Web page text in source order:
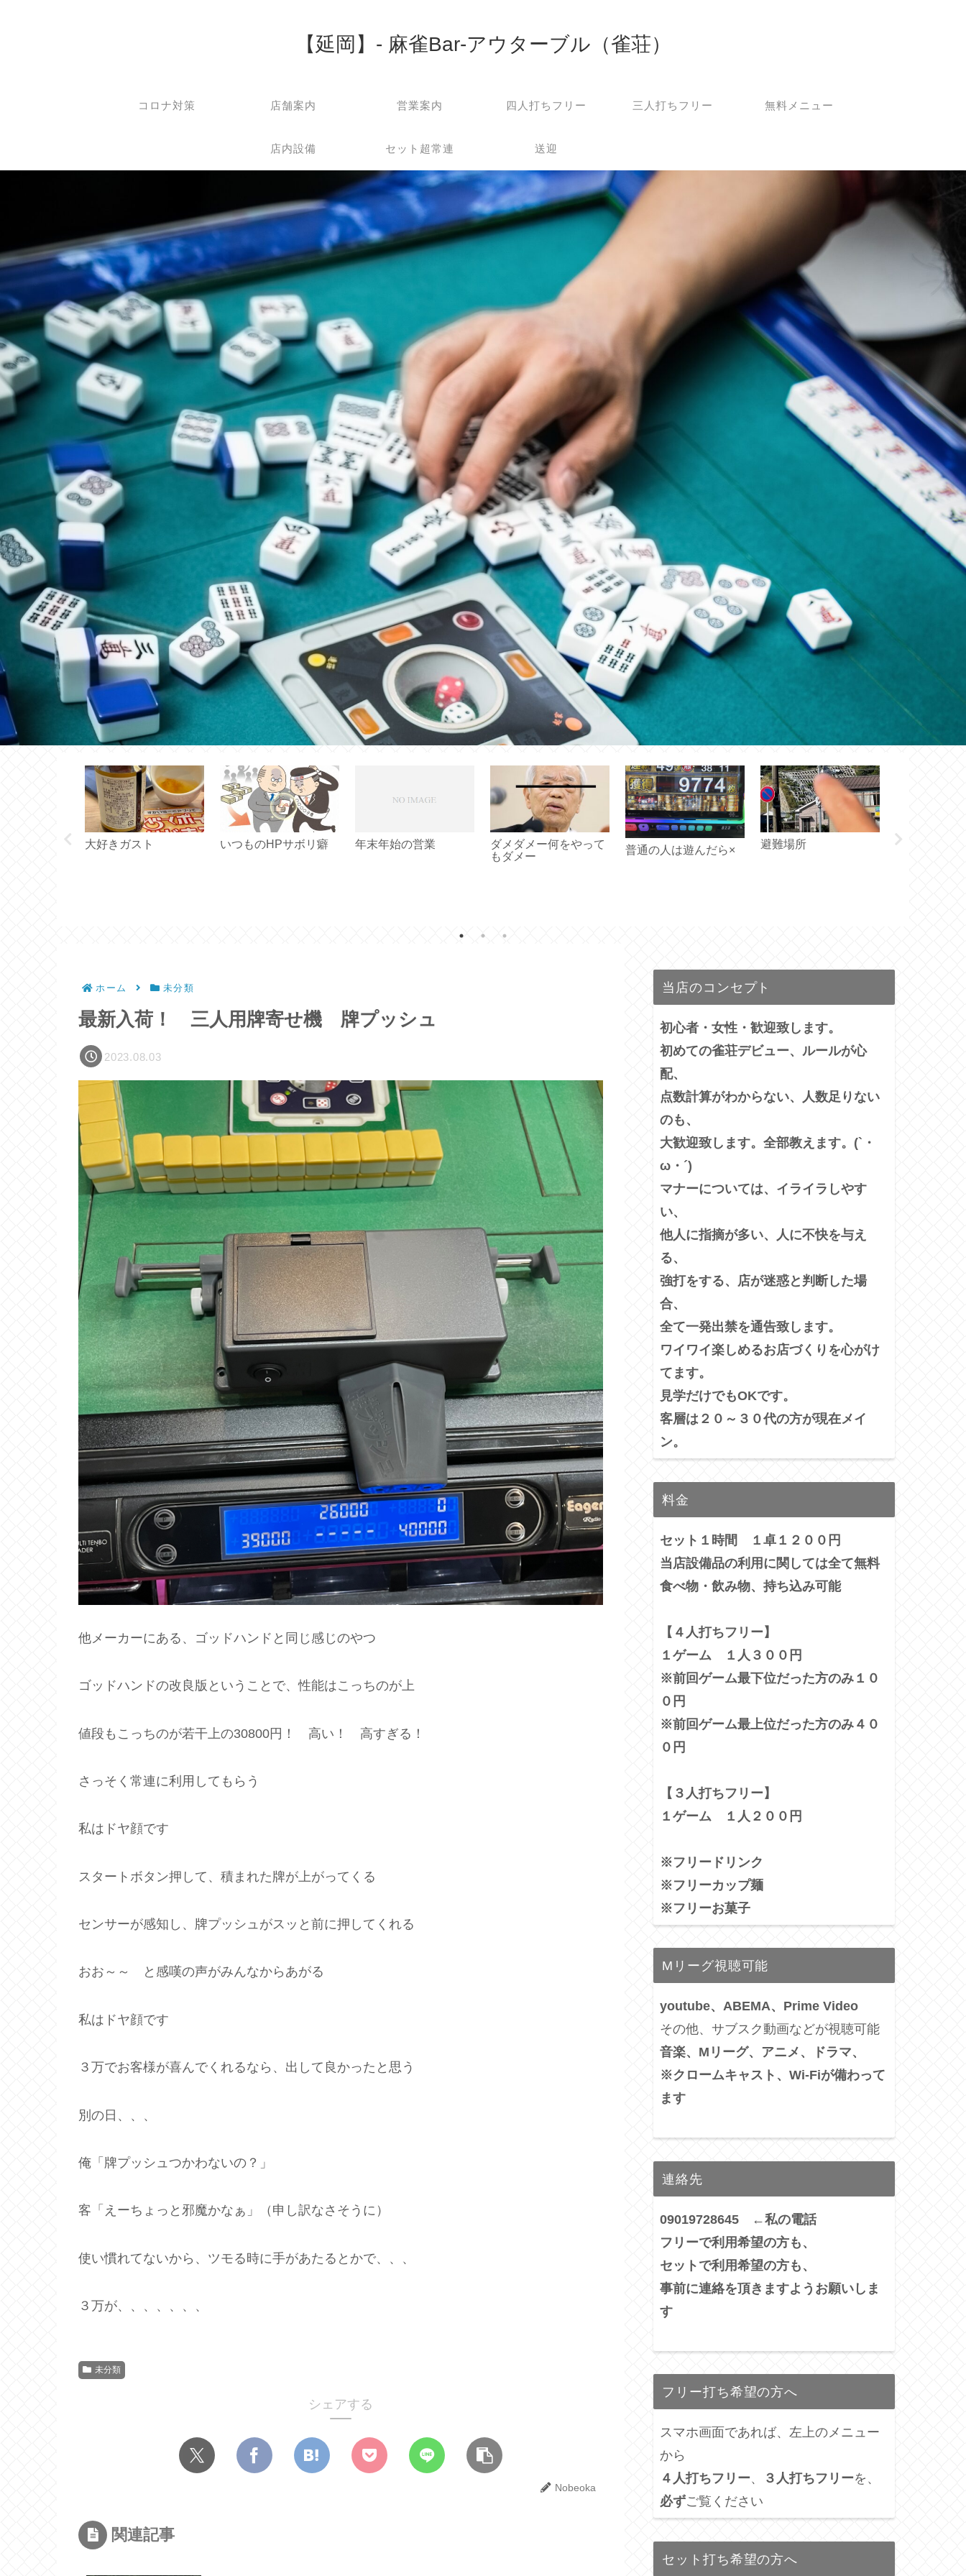
【延岡】- 麻雀Bar-アウターブル（雀荘）
コロナ対策 店舗案内 営業案内 四人打ちフリー 三人打ちフリー 無料メニュー
店内設備 セット超常連 送迎
不味さ い 大好きガスト いつものHPサボリ癖 年末年始の営業
ダメダメー何をやって
もダメー
普通の人は遊んだら× 避難場所 嬉しいけども
ホーム 未分類
最新入荷！ 三人用牌寄せ機 牌プッシュ
2023.08.03
他メーカーにある、ゴッドハンドと同じ感じのやつ
ゴッドハンドの改良版ということで、性能はこっちのが上
値段もこっちのが若干上の30800円！ 高い！ 高すぎる！
さっそく常連に利用してもらう
私はドヤ顔です
スタートボタン押して、積まれた牌が上がってくる
センサーが感知し、牌プッシュがスッと前に押してくれる
おお～～ と感嘆の声がみんなからあがる
私はドヤ顔です
３万でお客様が喜んでくれるなら、出して良かったと思う
別の日、、、
俺「牌プッシュつかわないの？」
客「えーちょっと邪魔かなぁ」（申し訳なさそうに）
使い慣れてないから、ツモる時に手があたるとかで、、、
３万が、、、、、、、
未分類
シェアする
Nobeoka
関連記事
当店のコンセプト
初心者・女性・歓迎致します。
初めての雀荘デビュー、ルールが心
配、
点数計算がわからない、人数足りない
のも、
大歓迎致します。全部教えます。(`・
ω・´)
マナーについては、イライラしやす
い、
他人に指摘が多い、
人に不快を与え
る、
強打をする、店が迷惑と判断した場
合、
全て一発出禁を通告致します。
ワイワイ楽しめるお店づくりを心がけ
てます。
見学だけでもOKです。
客層は２０～３０代の方が現在メイ
ン。
料金
セット１時間 １卓１２００円
当店設備品の利用に関しては全て無料
食べ物・飲み物、持ち込み可能
【４人打ちフリー】
１ゲーム １人３００円
※前回ゲーム最下位だった方のみ１０
０円
※前回ゲーム最上位だった方のみ４０
０円
【３人打ちフリー】
１ゲーム １人２００円
※フリードリンク
※フリーカップ麺
※フリーお菓子
Mリーグ視聴可能
youtube、ABEMA、Prime Video
その他、サブスク動画などが視聴可能
音楽、Mリーグ、アニメ、ドラマ、
※クロームキャスト、Wi-Fiが備わって
ます
連絡先
09019728645 ←私の電話
フリーで利用希望の方も、
セットで利用希望の方も、
事前に連絡を頂きますようお願いしま
す
フリー打ち希望の方へ
スマホ画面であれば、左上のメニュー
から
４人打ちフリー、 ３人打ちフリーを、
必ずご覧ください
セット打ち希望の方へ